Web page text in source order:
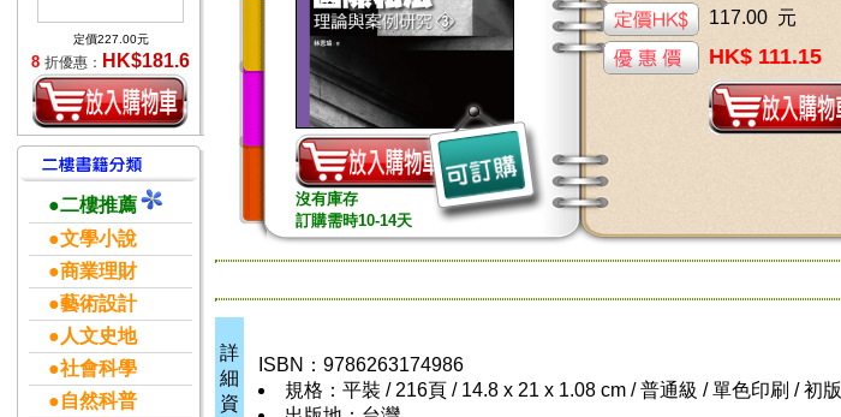
定價227.00元
8 折優惠： HK$181.6
●二樓推薦
●文學小說
●商業理財
●藝術設計
●人文史地
●社會科學
●自然科普
沒有庫存
訂購需時10-14天
117.00 元
HK$ 111.15
詳
細
資
ISBN：9786263174986
規格：平裝 / 216頁 / 14.8 x 21 x 1.08 cm / 普通級 / 單色印刷 / 初版